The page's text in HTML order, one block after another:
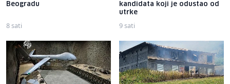
Beogradu
8 sati
kandidata koji je odustao od
utrke
9 sati